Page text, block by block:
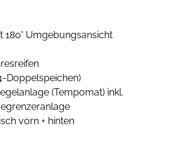
180° Umgebungsansicht
Doppelspeichen)
(Tempomat) inkl.
vorn + hinten